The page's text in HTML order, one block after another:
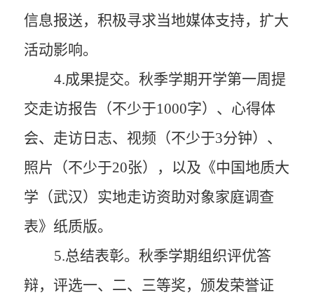
信息报送，积极寻求当地媒体支持，扩大
活动影响。
4.成果提交。秋季学期开学第一周提
交走访报告（不少于1000字）、心得体
会、走访日志、视频（不少于3分钟）、
照片（不少于20张），以及《中国地质大
学（武汉）实地走访资助对象家庭调查
表》纸质版。
5.总结表彰。秋季学期组织评优答
辩，评选一、二、三等奖，颁发荣誉证